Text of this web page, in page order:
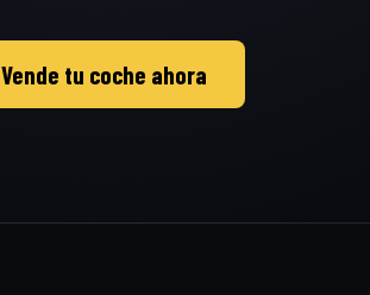
Vende tu coche ahora